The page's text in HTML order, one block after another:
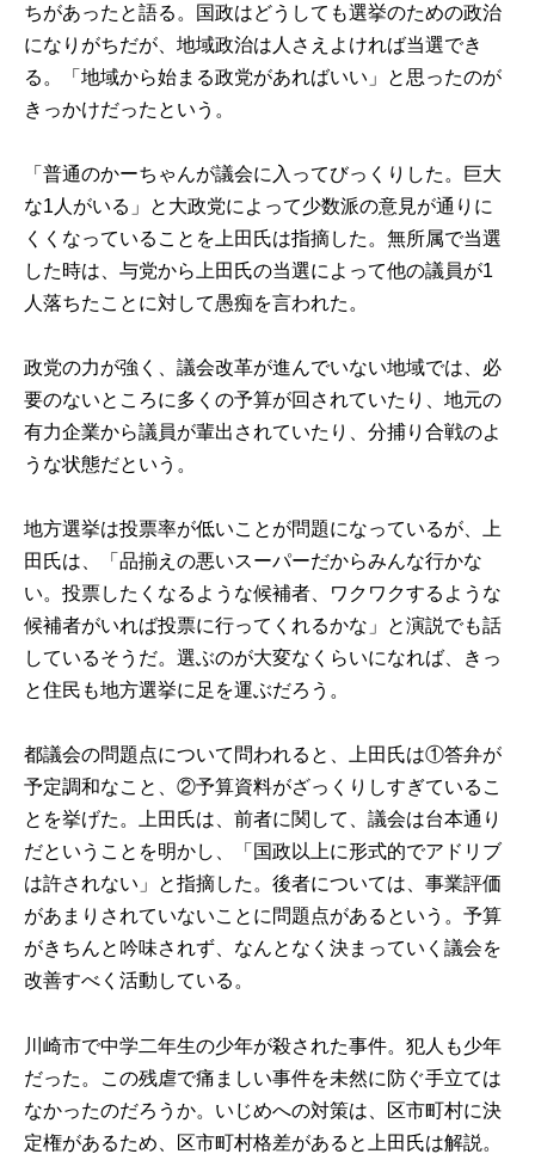
ちがあったと語る。国政はどうしても選挙のための政治
になりがちだが、地域政治は人さえよければ当選でき
る。「地域から始まる政党があればいい」と思ったのが
きっかけだったという。
「普通のかーちゃんが議会に入ってびっくりした。巨大
な1 人がいる」と大政党によって少数派の意見が通りに
くくなっていることを上田氏は指摘した。無所属で当選
した時は、与党から上田氏の当選によって他の議員が1
人落ちたことに対して愚痴を言われた。
政党の力が強く、議会改革が進んでいない地域では、必
要のないところに多くの予算が回されていたり、地元の
有力企業から議員が輩出されていたり、分捕り合戦のよ
うな状態だという。
地方選挙は投票率が低いことが問題になっているが、上
田氏は、「品揃えの悪いスーパーだからみんな行かな
い。投票したくなるような候補者、ワクワクするような
候補者がいれば投票に行ってくれるかな」と演説でも話
しているそうだ。選ぶのが大変なくらいになれば、きっ
と住民も地方選挙に足を運ぶだろう。
都議会の問題点について問われると、上田氏は①答弁が
予定調和なこと、②予算資料がざっくりしすぎているこ
とを挙げた。上田氏は、前者に関して、議会は台本通り
だということを明かし、「国政以上に形式的でアドリブ
は許されない」と指摘した。後者については、事業評価
があまりされていないことに問題点があるという。予算
がきちんと吟味されず、なんとなく決まっていく議会を
改善すべく活動している。
川崎市で中学二年生の少年が殺された事件。犯人も少年
だった。この残虐で痛ましい事件を未然に防ぐ手立ては
なかったのだろうか。いじめへの対策は、区市町村に決
定権があるため、区市町村格差があると上田氏は解説。